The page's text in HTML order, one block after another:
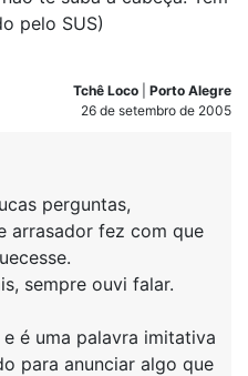
pelo SUS)
Tchê Loco
Porto Alegre
26 de setembro de 2005
perguntas,
arrasador fez com que
sempre ouvi falar.
e é uma palavra imitativa
para anunciar algo que